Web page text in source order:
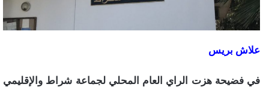
علاش بريس
في فضيحة هزت الراي العام المحلي لجماعة شراط والإقليمي